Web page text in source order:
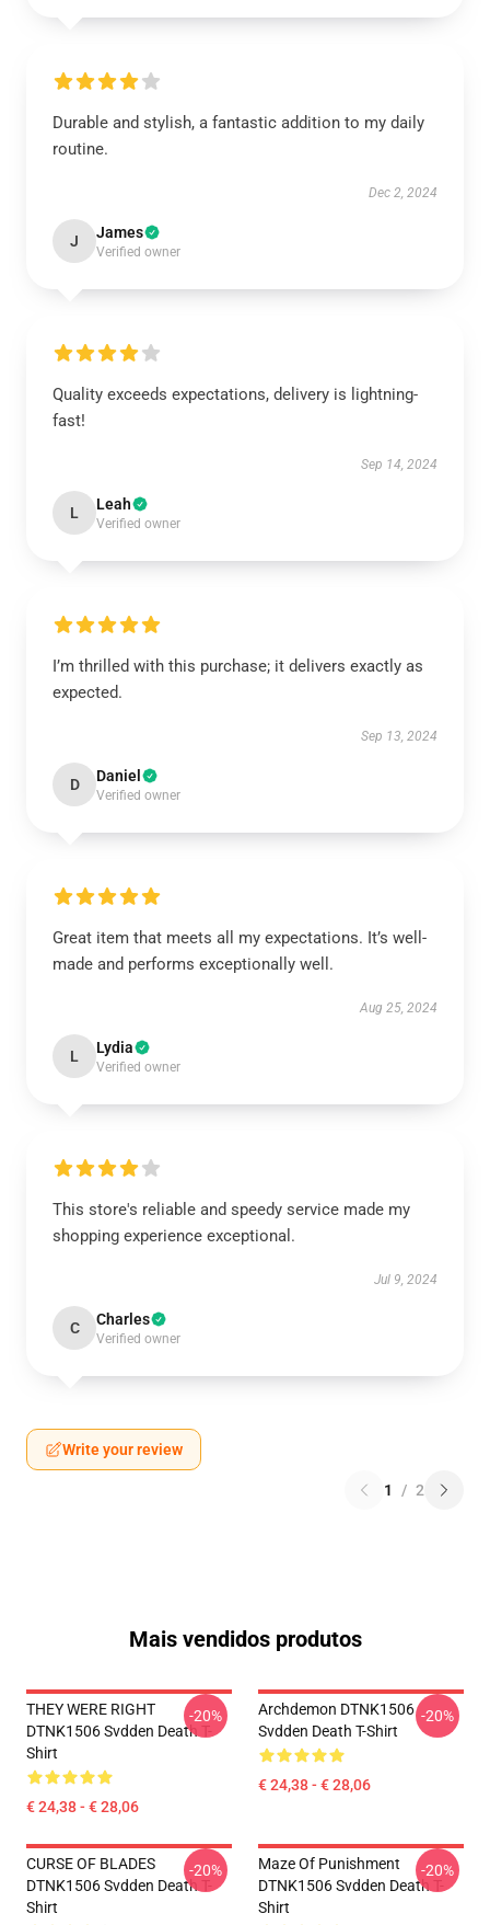
Durable and stylish, a fantastic addition to my daily
routine.
Dec 2, 2024
J James
Verified owner
Quality exceeds expectations, delivery is lightning-
fast!
Sep 14, 2024
L Leah
Verified owner
I’m thrilled with this purchase; it delivers exactly as
expected.
Sep 13, 2024
D Daniel
Verified owner
Great item that meets all my expectations. It’s well-
made and performs exceptionally well.
Aug 25, 2024
L Lydia
Verified owner
This store's reliable and speedy service made my
shopping experience exceptional.
Jul 9, 2024
C Charles
Verified owner
Write your review
1 / 2
Mais vendidos produtos
THEY WERE RIGHT
DTNK1506 Svdden Death T-
Shirt
€ 24,38 - € 28,06
-20%
Archdemon DTNK1506
Svdden Death T-Shirt
€ 24,38 - € 28,06
-20%
CURSE OF BLADES
DTNK1506 Svdden Death T-
Shirt
-20%
Maze Of Punishment
DTNK1506 Svdden Death T-
Shirt
-20%